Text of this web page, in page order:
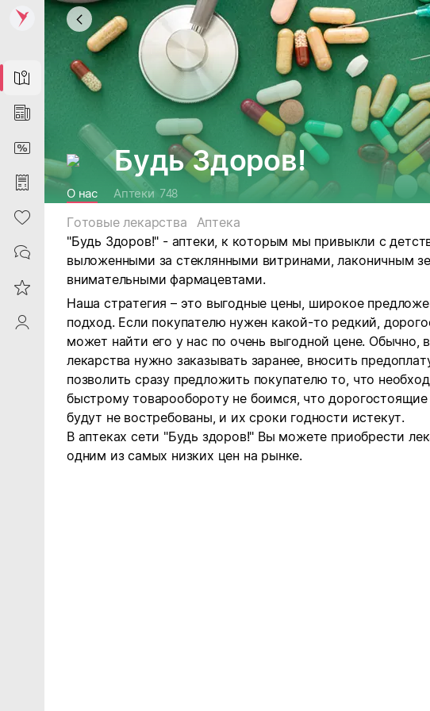
Map
News
DiscountCard
Purchases
Heart
Contacts
Reviews
ProfileSaby
Будь Здоров!
О нас Аптеки 748
Готовые лекарства
Аптека
"Будь Здоров!" - аптеки, к которым мы привыкли с
выложенными за стеклянными витринами, лаконичным
внимательными фармацевтами.
Наша стратегия – это выгодные цены, широкое
подход. Если покупателю нужен какой-то редкий,
может найти его у нас по очень выгодной цене. Обычно,
лекарства нужно заказывать заранее, вносить
позволить сразу предложить покупателю то, что
быстрому товарообороту не боимся, что дорогостоящие
будут не востребованы, и их сроки годности истекут.
В аптеках сети "Будь здоров!" Вы можете приобрести
одним из самых низких цен на рынке.